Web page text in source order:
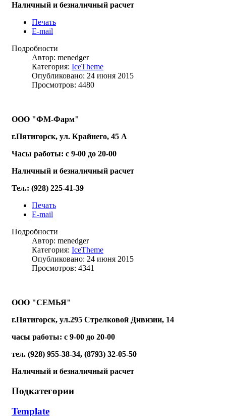
Наличный и безналичный расчет
Печать
E-mail
Подробности
Автор: menedger
Категория: IceTheme
Опубликовано: 24 июня 2015
Просмотров: 4480
ООО "ФМ-Фарм"
г.Пятигорск, ул. Крайнего, 45 А
Часы работы: с 9-00 до 20-00
Наличный и безналичный расчет
Тел.: (928) 225-41-39
Печать
E-mail
Подробности
Автор: menedger
Категория: IceTheme
Опубликовано: 24 июня 2015
Просмотров: 4341
ООО "СЕМЬЯ"
г.Пятигорск, ул.295 Стрелковой Дивизии, 14
часы работы: с 9-00 до 20-00
тел. (928) 955-38-34, (8793) 32-05-50
Наличный и безналичный расчет
Подкатегории
Template